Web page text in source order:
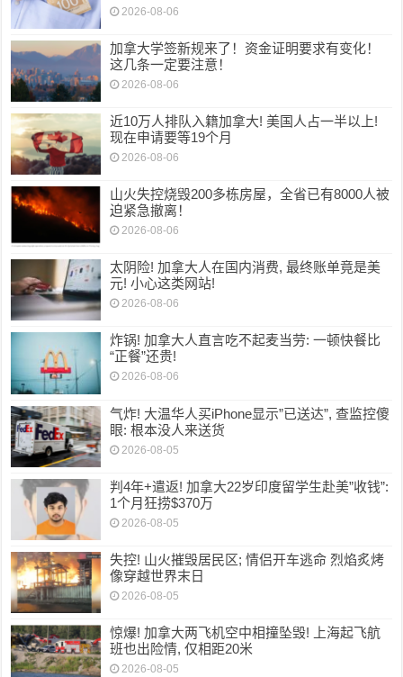
2026-08-06
加拿大学签新规来了！资金证明要求有变化！
这几条一定要注意！
2026-08-06
近10万人排队入籍加拿大! 美国人占一半以上!
现在申请要等19个月
2026-08-06
山火失控烧毁200多栋房屋，全省已有8000人被
迫紧急撤离！
2026-08-06
太阴险! 加拿大人在国内消费, 最终账单竟是美
元! 小心这类网站!
2026-08-06
炸锅! 加拿大人直言吃不起麦当劳: 一顿快餐比
“正餐”还贵!
2026-08-06
气炸! 大温华人买iPhone显示”已送达”, 查监控傻
眼: 根本没人来送货
2026-08-05
判4年+遣返! 加拿大22岁印度留学生赴美”收钱”:
1个月狂捞$370万
2026-08-05
失控! 山火摧毁居民区; 情侣开车逃命 烈焰炙烤
像穿越世界末日
2026-08-05
惊爆! 加拿大两飞机空中相撞坠毁! 上海起飞航
班也出险情, 仅相距20米
2026-08-05